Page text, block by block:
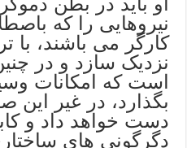
نیروهایی را که
کارگر می باشند، با
نزدیک سازد و در
است که امکانات
بگذارد، در غیر این
دست خواهد داد و
دگرگونی های